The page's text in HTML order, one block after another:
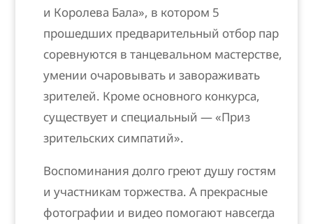
и Королева Бала», в котором 5
прошедших предварительный отбор пар
соревнуются в танцевальном мастерстве,
умении очаровывать и завораживать
зрителей. Кроме основного конкурса,
существует и специальный — «Приз
зрительских симпатий».
Воспоминания долго греют душу гостям
и участникам торжества. А прекрасные
фотографии и видео помогают навсегда